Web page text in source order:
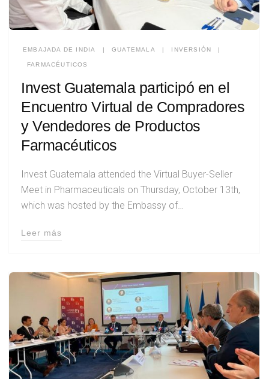
EMBAJADA DE INDIA | GUATEMALA | INVERSIÓN |
FARMACÉUTICOS
Invest Guatemala participó en el
Encuentro Virtual de Compradores
y Vendedores de Productos
Farmacéuticos
Invest Guatemala attended the Virtual Buyer-Seller
Meet in Pharmaceuticals on Thursday, October 13th,
which was hosted by the Embassy of…
Leer más